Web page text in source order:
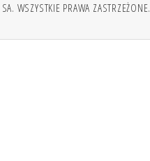
WSZYSTKIE PRAWA ZASTRZEŻONE.